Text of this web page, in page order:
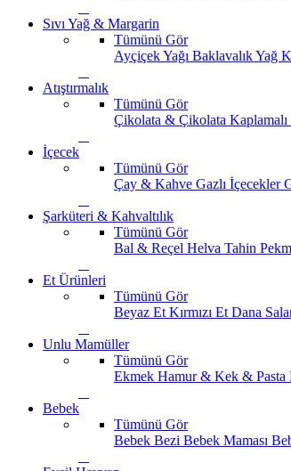
Sıvı Yağ & Margarin
Tümünü Gör
Ayçiçek Yağı Baklavalık Yağ
Atıştırmalık
Tümünü Gör
Çikolata & Çikolata Kaplamalı
İçecek
Tümünü Gör
Çay & Kahve Gazlı İçecekler
Şarküteri & Kahvaltılık
Tümünü Gör
Bal & Reçel Helva Tahin
Et Ürünleri
Tümünü Gör
Beyaz Et Kırmızı Et Dana
Unlu Mamüller
Tümünü Gör
Ekmek Hamur & Kek & Pasta
Bebek
Tümünü Gör
Bebek Bezi Bebek Maması